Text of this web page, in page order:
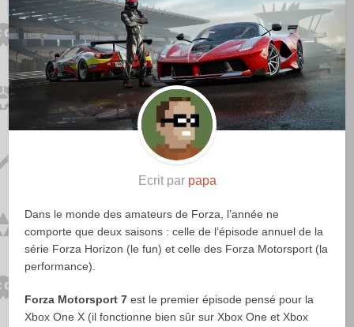
Ecrit par papa
Dans le monde des amateurs de Forza, l’année ne
comporte que deux saisons : celle de l’épisode annuel de la
série Forza Horizon (le fun) et celle des Forza Motorsport (la
performance).
Forza Motorsport 7 est le premier épisode pensé pour la
Xbox One X (il fonctionne bien sûr sur Xbox One et Xbox